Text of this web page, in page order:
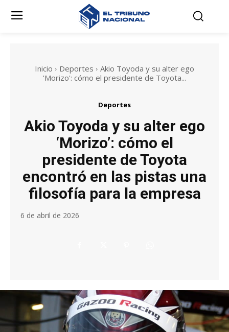
Inicio Deportes
Akio Toyoda y su alter ego
'Morizo': cómo el presidente de Toyota...
Deportes
Akio Toyoda y su alter ego
‘Morizo’: cómo el
presidente de Toyota
encontró en las pistas una
filosofía para la empresa
6 de abril de 2026